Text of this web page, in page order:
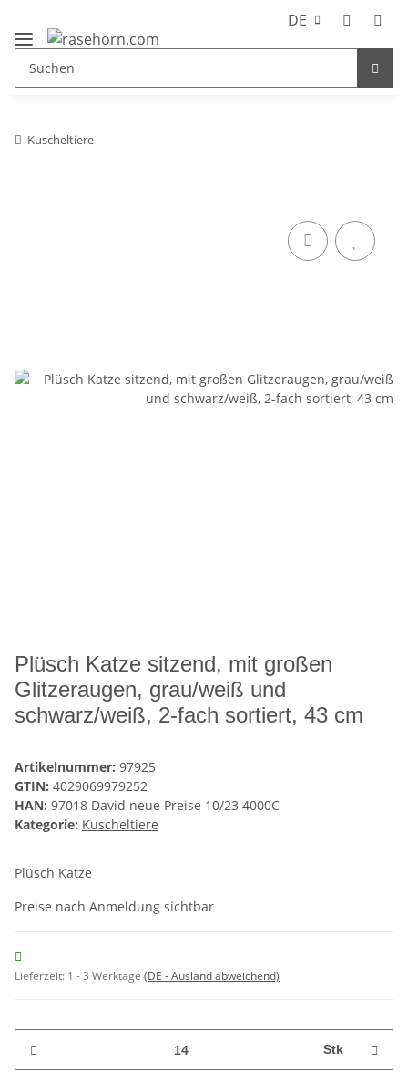
DE
Kuscheltiere
Plüsch Katze sitzend, mit großen
Glitzeraugen, grau/weiß und
schwarz/weiß, 2-fach sortiert, 43 cm
Artikelnummer: 97925
GTIN: 4029069979252
HAN: 97018 David neue Preise 10/23 4000C
Kategorie: Kuscheltiere
Plüsch Katze
Preise nach Anmeldung sichtbar
Lieferzeit: 1 - 3 Werktage (DE - Ausland abweichend)
Stk